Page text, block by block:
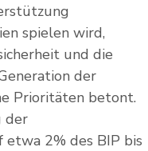
spielen wird,
und die
der
Prioritäten betont.
der
etwa 2% des BIP bis